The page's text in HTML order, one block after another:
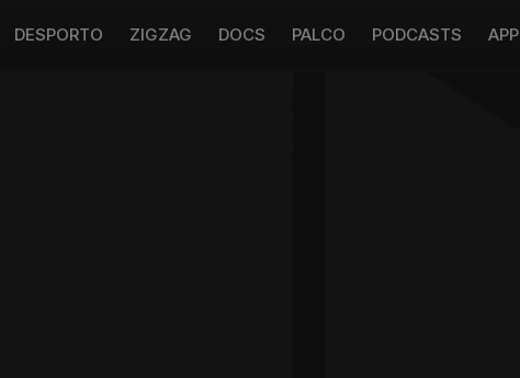
DESPORTO ZIGZAG DOCS PALCO PODCASTS APP